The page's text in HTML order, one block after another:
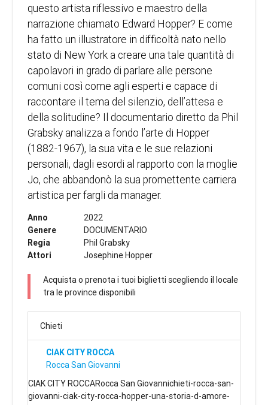
questo artista riflessivo e maestro della
narrazione chiamato Edward Hopper? E come
ha fatto un illustratore in difficoltà nato nello
stato di New York a creare una tale quantità di
capolavori in grado di parlare alle persone
comuni così come agli esperti e capace di
raccontare il tema del silenzio, dell’attesa e
della solitudine? Il documentario diretto da Phil
Grabsky analizza a fondo l’arte di Hopper
(1882-1967), la sua vita e le sue relazioni
personali, dagli esordi al rapporto con la moglie
Jo, che abbandonò la sua promettente carriera
artistica per fargli da manager.
Anno
2022
Genere
DOCUMENTARIO
Regia
Phil Grabsky
Attori
Josephine Hopper
Acquista o prenota i tuoi biglietti scegliendo il locale
tra le province disponibili
Chieti
CIAK CITY ROCCA
Rocca San Giovanni
CIAK CITY ROCCARocca San Giovannichieti-rocca-san-
giovanni-ciak-city-rocca-hopper-una-storia-d-amore-